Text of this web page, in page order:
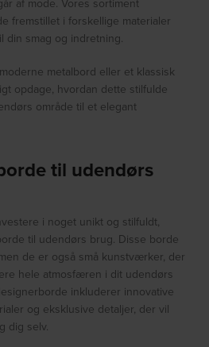
af mode. Vores sortiment
fremstillet i forskellige materialer
din smag og indretning.
metalbord eller et klassisk
opdage, hvordan dette stilfulde
område til et elegant
til udendørs
i noget unikt og stilfuldt,
til udendørs brug. Disse borde
de er også små kunstværker, der
hele atmosfæren i dit udendørs
inkluderer innovative
og eksklusive detaljer, der vil
dig selv.